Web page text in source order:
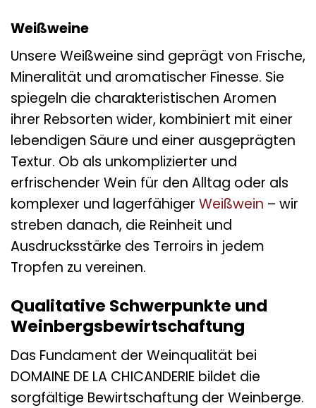
Weißweine
Unsere Weißweine sind geprägt von Frische,
Mineralität und aromatischer Finesse. Sie
spiegeln die charakteristischen Aromen
ihrer Rebsorten wider, kombiniert mit einer
lebendigen Säure und einer ausgeprägten
Textur. Ob als unkomplizierter und
erfrischender Wein für den Alltag oder als
komplexer und lagerfähiger Weißwein – wir
streben danach, die Reinheit und
Ausdrucksstärke des Terroirs in jedem
Tropfen zu vereinen.
Qualitative Schwerpunkte und
Weinbergsbewirtschaftung
Das Fundament der Weinqualität bei
DOMAINE DE LA CHICANDERIE bildet die
sorgfältige Bewirtschaftung der Weinberge.